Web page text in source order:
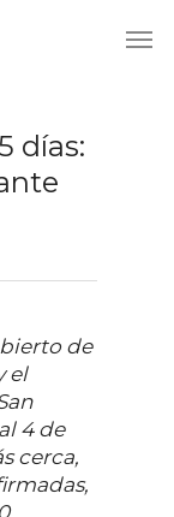
días:
de
el
4 de
cerca,